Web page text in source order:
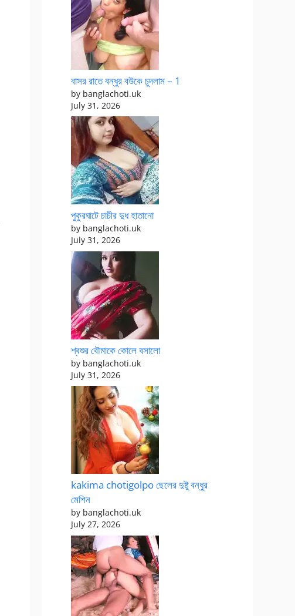
বাসর রাতে বন্ধুর বউকে চুদলাম – 1
by banglachoti.uk
July 31, 2026
পুকুরঘাটে চাচীর দুধ হাতানো
by banglachoti.uk
July 31, 2026
শ্বশুর বৌমাকে কোলে বসালো
by banglachoti.uk
July 31, 2026
kakima chotigolpo ছেলের দুষ্টু বন্ধুর
মেশিন
by banglachoti.uk
July 27, 2026